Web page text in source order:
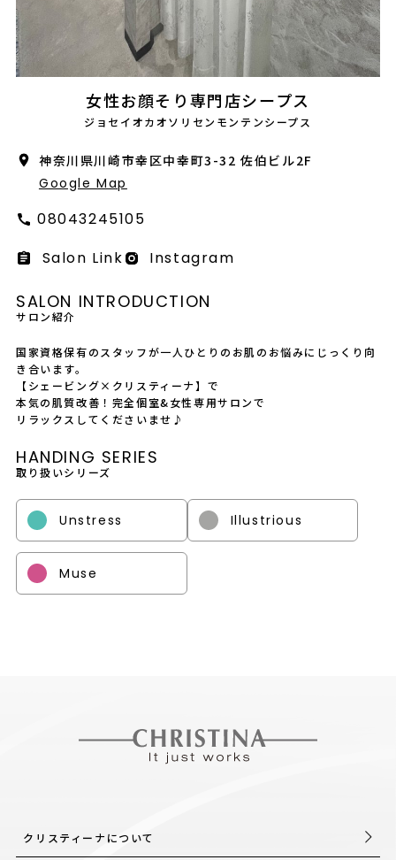
製品導入について
お問い合わせ
女性お顔そり専門店シープス
ジョセイオカオソリセンモンテンシープス
神奈川県川崎市幸区中幸町3-32 佐伯ビル2F
Google Map
08043245105
Salon Link
Instagram
SALON INTRODUCTION
サロン紹介
国家資格保有のスタッフが一人ひとりのお肌のお悩みにじっくり向
き合います。
【シェービング×クリスティーナ】で
本気の肌質改善！完全個室&女性専用サロンで
リラックスしてくださいませ♪
HANDING SERIES
取り扱いシリーズ
Unstress Illustrious
Muse
クリスティーナについて